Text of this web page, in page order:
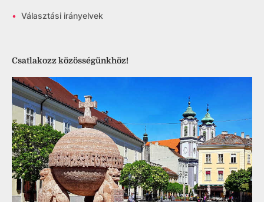
• Választási irányelvek
Csatlakozz közösségünkhöz!